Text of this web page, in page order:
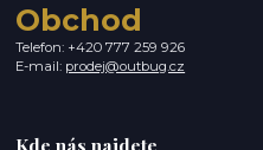
Obchod
Telefon: +420 777 259 926
E-mail: prodej@outbug.cz
Kde nás najdete